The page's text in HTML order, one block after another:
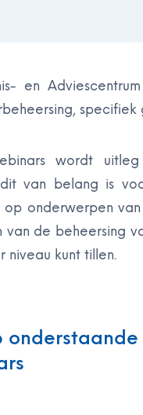
en
wordt
van belang is
op onderwerpen
van de beheersing
niveau kunt tillen.